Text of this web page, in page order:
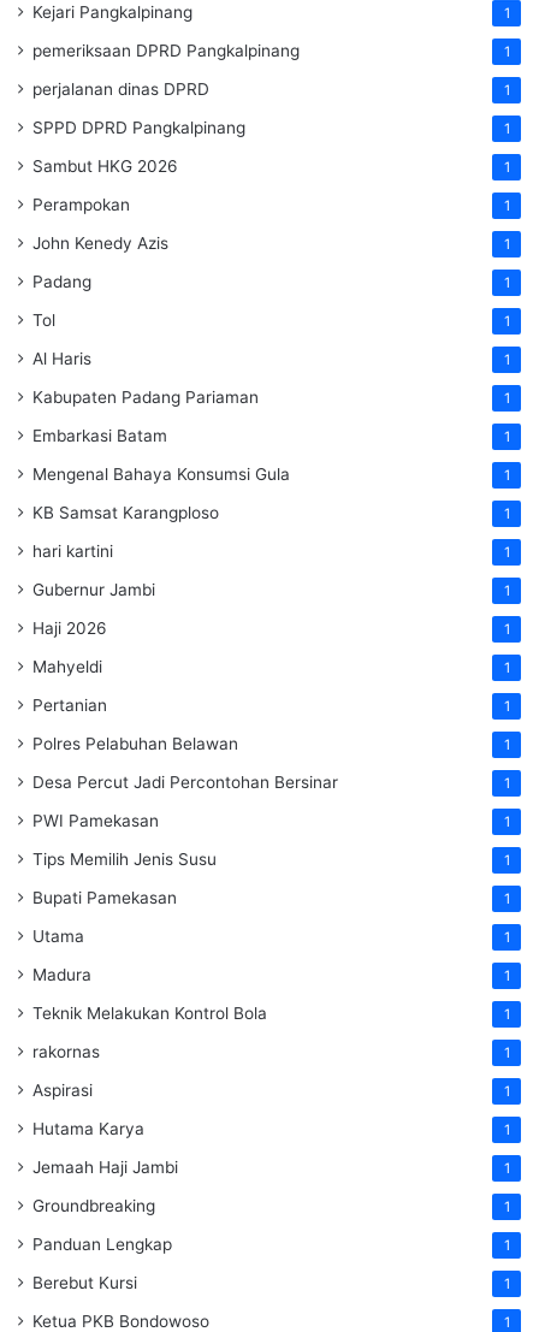
Kejari Pangkalpinang 1
pemeriksaan DPRD Pangkalpinang 1
perjalanan dinas DPRD 1
SPPD DPRD Pangkalpinang 1
Sambut HKG 2026 1
Perampokan 1
John Kenedy Azis 1
Padang 1
Tol 1
Al Haris 1
Kabupaten Padang Pariaman 1
Embarkasi Batam 1
Mengenal Bahaya Konsumsi Gula 1
KB Samsat Karangploso 1
hari kartini 1
Gubernur Jambi 1
Haji 2026 1
Mahyeldi 1
Pertanian 1
Polres Pelabuhan Belawan 1
Desa Percut Jadi Percontohan Bersinar 1
PWI Pamekasan 1
Tips Memilih Jenis Susu 1
Bupati Pamekasan 1
Utama 1
Madura 1
Teknik Melakukan Kontrol Bola 1
rakornas 1
Aspirasi 1
Hutama Karya 1
Jemaah Haji Jambi 1
Groundbreaking 1
Panduan Lengkap 1
Berebut Kursi 1
Ketua PKB Bondowoso 1